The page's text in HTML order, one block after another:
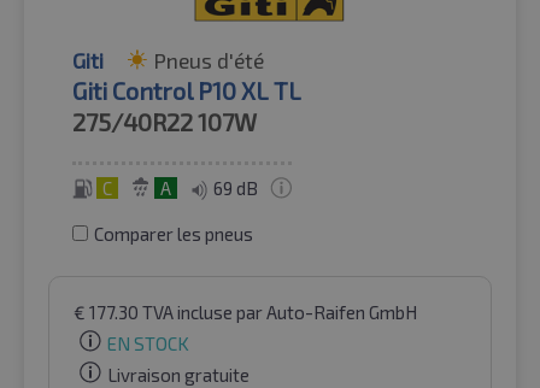
Giti Pneus d'été
Giti Control P10 XL TL
275/40R22107W
C A 69 dB
Comparer les pneus
€ 177.30 TVA incluse par Auto-Raifen GmbH
EN STOCK
Livraison gratuite